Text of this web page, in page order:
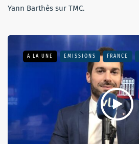
Yann Barthès sur TMC.
A LA UNE EMISSIONS FRANCE